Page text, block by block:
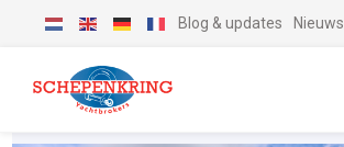
Blog & updates Nieuws